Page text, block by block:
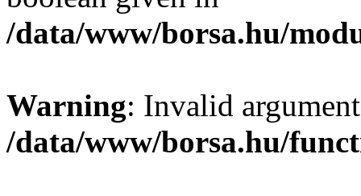
/data/www/borsa.hu/
Warning: Invalid
/data/www/borsa.hu/